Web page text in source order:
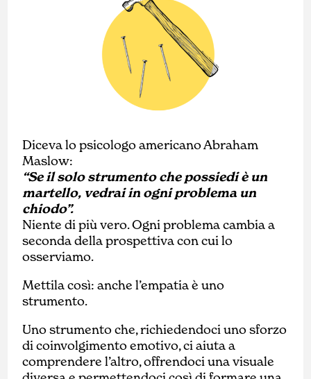
Diceva lo psicologo americano Abraham
Maslow:
“Se il solo strumento che possiedi è un
martello, vedrai in ogni problema un
chiodo”.
Niente di più vero. Ogni problema cambia a
seconda della prospettiva con cui lo
osserviamo.
Mettila così: anche l’empatia è uno
strumento.
Uno strumento che, richiedendoci uno sforzo
di coinvolgimento emotivo, ci aiuta a
comprendere l’altro, offrendoci una visuale